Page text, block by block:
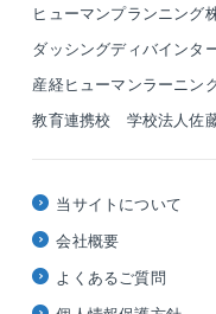
ヒューマンプランニング
ダッシングディバインタ
産経ヒューマンラーニン
教育連携校 学校法人佐
当サイトについて
会社概要
よくあるご質問